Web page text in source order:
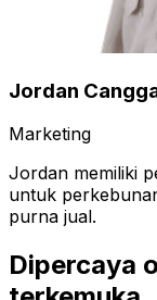
Jordan
Marketing
Jordan memiliki
untuk
purna jual.
Dipercaya